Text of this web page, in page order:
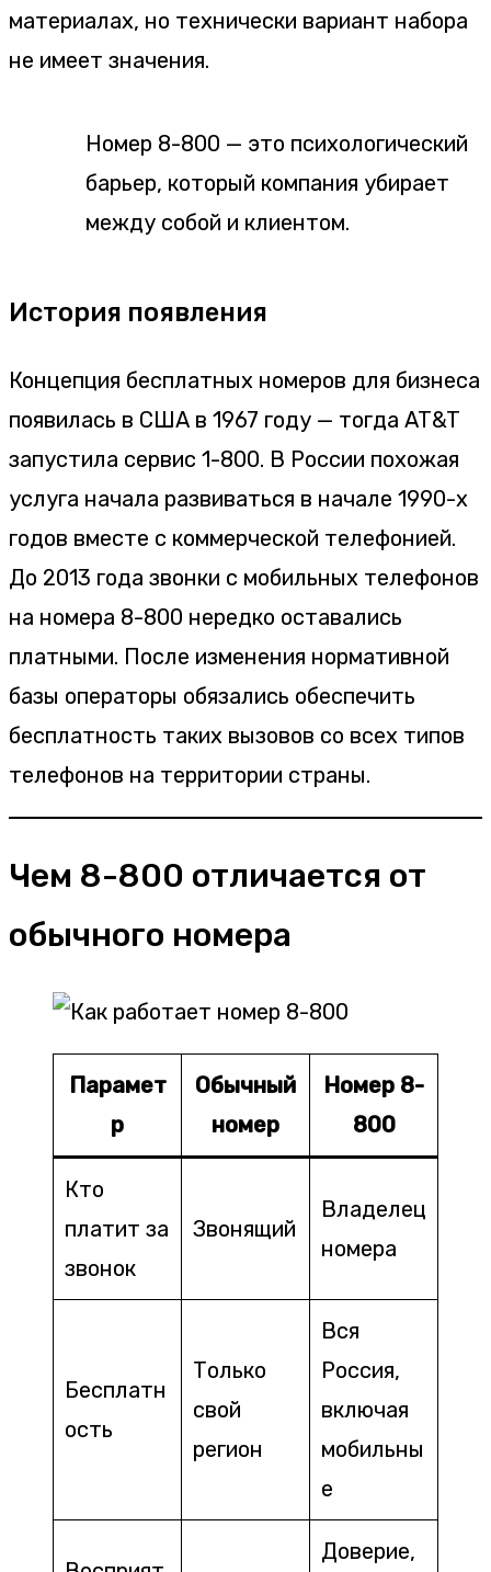
материалах, но технически вариант набора
не имеет значения.
Номер 8-800 — это психологический
барьер, который компания убирает
между собой и клиентом.
История появления
Концепция бесплатных номеров для бизнеса
появилась в США в 1967 году — тогда AT&T
запустила сервис 1-800. В России похожая
услуга начала развиваться в начале 1990-х
годов вместе с коммерческой телефонией.
До 2013 года звонки с мобильных телефонов
на номера 8-800 нередко оставались
платными. После изменения нормативной
базы операторы обязались обеспечить
бесплатность таких вызовов со всех типов
телефонов на территории страны.
Чем 8-800 отличается от
обычного номера
Парамет
р
Обычный
номер
Номер 8-
800
Кто
платит за
звонок
Звонящий
Владелец
номера
Бесплатн
ость
Только
свой
регион
Вся
Россия,
включая
мобильны
е
Доверие,